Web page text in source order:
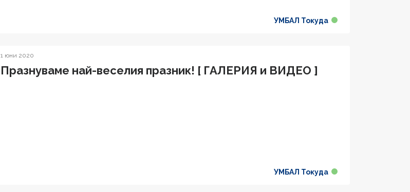
УМБАЛ Токуда
1 юни 2020
Празнуваме най-веселия празник! [ ГАЛЕРИЯ и ВИДЕО ]
УМБАЛ Токуда